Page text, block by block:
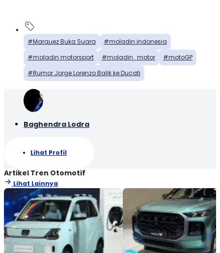
Marquez Buka Suara
moladin indonesia
moladin motorsport
moladin_motor
motoGP
Rumor Jorge Lorenzo Balik ke Ducati
Baghendra Lodra
Lihat Profil
Artikel Tren Otomotif
Lihat Lainnya